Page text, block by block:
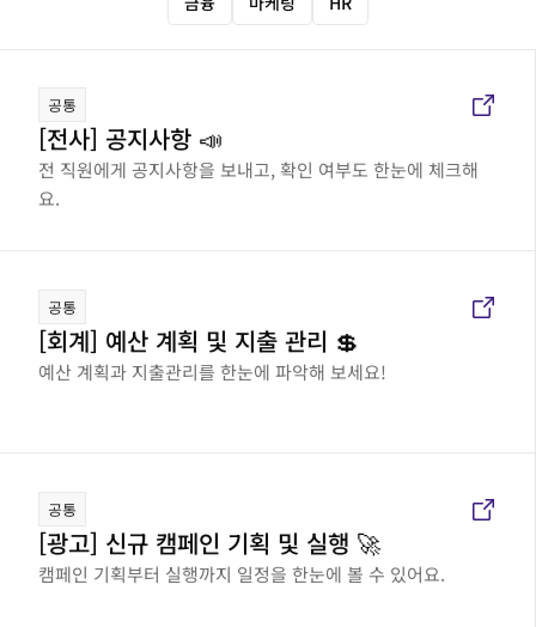
공통
[전사] 공지사항 📣
전 직원에게 공지사항을 보내고, 확인 여부도 한눈에 체크해
요.
공통
[회계] 예산 계획 및 지출 관리 💲
예산 계획과 지출관리를 한눈에 파악해 보세요!
공통
[광고] 신규 캠페인 기획 및 실행 🚀
캠페인 기획부터 실행까지 일정을 한눈에 볼 수 있어요.